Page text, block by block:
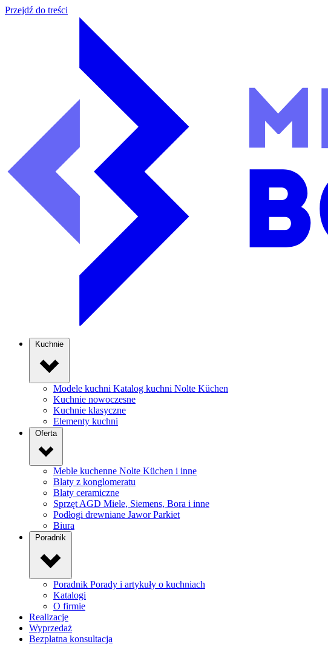
Przejdź do treści
Modele kuchni Katalog kuchni Nolte Küchen
Kuchnie nowoczesne
Kuchnie klasyczne
Elementy kuchni
Meble kuchenne Nolte Küchen i inne
Blaty z konglomeratu
Blaty ceramiczne
Sprzęt AGD Miele, Siemens, Bora i inne
Podłogi drewniane Jawor Parkiet
Biura
Poradnik Porady i artykuły o kuchniach
Katalogi
O firmie
Realizacje
Wyprzedaż
Bezpłatna konsultacja